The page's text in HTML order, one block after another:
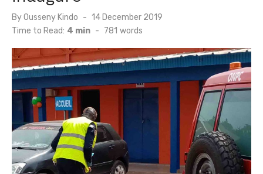
ByOusseny Kindo
Posted
14 December 2019
Time to Read: 4 min - 781 words